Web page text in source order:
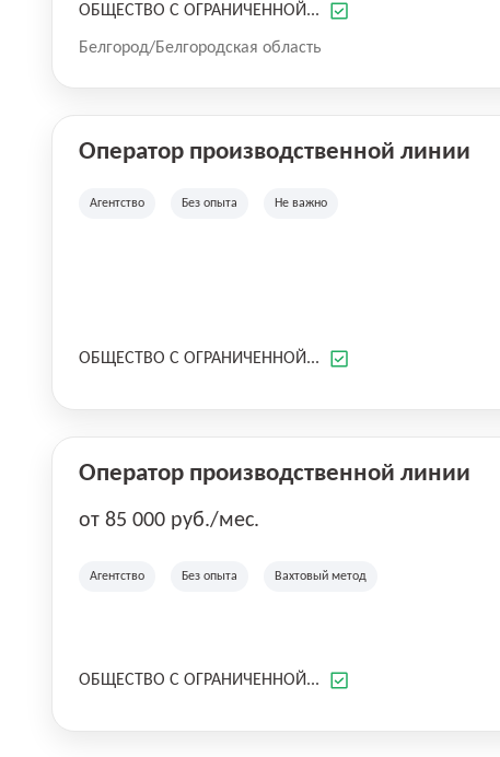
ОБЩЕСТВО С ОГРАНИЧЕННОЙ...
Белгород/Белгородская область
Оператор производственной линии
Агентство Без опыта Не важно
ОБЩЕСТВО С ОГРАНИЧЕННОЙ...
Оператор производственной линии
от 85 000 руб./мес.
Агентство Без опыта Вахтовый метод
ОБЩЕСТВО С ОГРАНИЧЕННОЙ...